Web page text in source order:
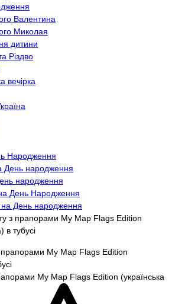
Валентина
Миколая
дитини
Різдво
вечірка
Народження
День народження
народження
День Народження
на День народження
з прапорами My Map Flags Edition
в тубусі
My Map Flags Edition (українська